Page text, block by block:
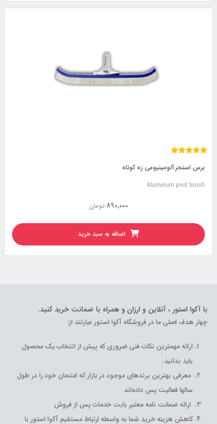
برس استخر آلومینیومی زه کوتاه
Aluminum pool brush
تومان890,000
اضافه به سبد خرید
با آکوا استور ، آنلاین و ارزان و همراه با ضمانت خرید کنید.
چهار هدف اصلی ما در فروشگاه آکوا استور عبارتند از:
ارائه مهمترین نکات فنی ضروری که پیش از انتخاب یک محصول
باید بدانید.
معرفی بهترین برندهای موجود در بازار که امتحان خود را در طول
سالها فعالیت پس داده‌اند
ارائه ضمانت نامه معتبر بابت خدمات پس از فروش
کاهش هزینه خرید شما به واسطه ارتباط مستقیم آکوا استور با